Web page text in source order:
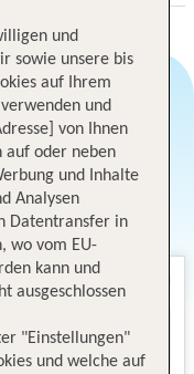
und
sowie unsere bis
auf Ihrem
und
von Ihnen
auf oder neben
und Inhalte
Analysen
Datentransfer in
wo vom EU-
kann und
ausgeschlossen
"Einstellungen"
und welche auf